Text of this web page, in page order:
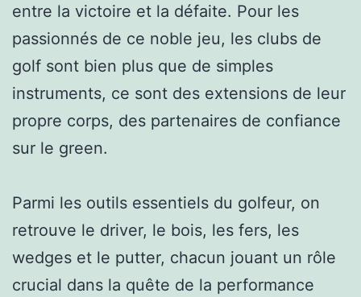
entre la victoire et la défaite. Pour les
passionnés de ce noble jeu, les clubs de
golf sont bien plus que de simples
instruments, ce sont des extensions de leur
propre corps, des partenaires de confiance
sur le green.
Parmi les outils essentiels du golfeur, on
retrouve le driver, le bois, les fers, les
wedges et le putter, chacun jouant un rôle
crucial dans la quête de la performance